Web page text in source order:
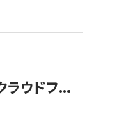
ラウドフ...